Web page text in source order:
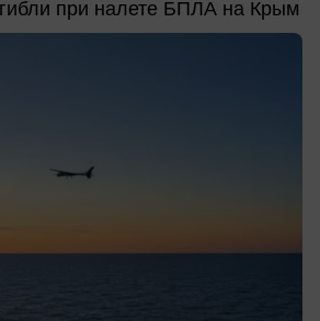
при налете БПЛА на Крым